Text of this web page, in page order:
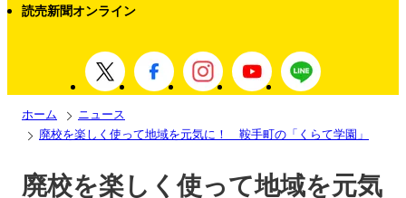
読売新聞オンライン
ホーム
ニュース
廃校を楽しく使って地域を元気に！ 鞍手町の「くらて学園」
廃校を楽しく使って地域を元気